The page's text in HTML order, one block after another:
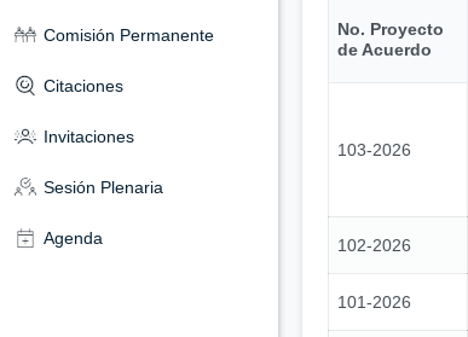
Comisión Permanente
Citaciones
Invitaciones
Sesión Plenaria
Agenda
No. Proyecto
de Acuerdo
103-2026
102-2026
101-2026